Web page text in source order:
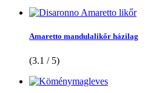
Amaretto mandulalikőr házilag
(3.1 / 5)